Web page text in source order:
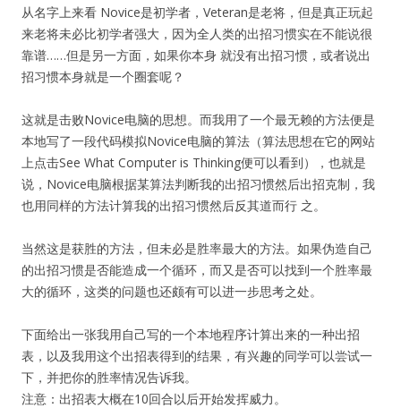
从名字上来看 Novice是初学者，Veteran是老将，但是真正玩起
来老将未必比初学者强大，因为全人类的出招习惯实在不能说很
靠谱……但是另一方面，如果你本身 就没有出招习惯，或者说出
招习惯本身就是一个圈套呢？
这就是击败Novice电脑的思想。而我用了一个最无赖的方法便是
本地写了一段代码模拟Novice电脑的算法（算法思想在它的网站
上点击See What Computer is Thinking便可以看到），也就是
说，Novice电脑根据某算法判断我的出招习惯然后出招克制，我
也用同样的方法计算我的出招习惯然后反其道而行 之。
当然这是获胜的方法，但未必是胜率最大的方法。如果伪造自己
的出招习惯是否能造成一个循环，而又是否可以找到一个胜率最
大的循环，这类的问题也还颇有可以进一步思考之处。
下面给出一张我用自己写的一个本地程序计算出来的一种出招
表，以及我用这个出招表得到的结果，有兴趣的同学可以尝试一
下，并把你的胜率情况告诉我。
注意：出招表大概在10回合以后开始发挥威力。